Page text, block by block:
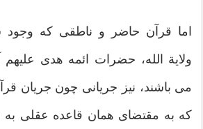
اما قرآن حاضر و ناطقی که وجود
ولایة الله، حضرات ائمه هدی علیهم
می باشند، نیز جریانی چون جریان
که به مقتضای همان قاعده عقلی